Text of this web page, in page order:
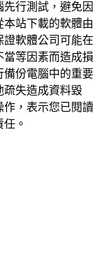
行測試，避免因
站下載的軟體由
證軟體公司可能在
等因素而造成損
備份電腦中的重要
疏失造成資料毀
，表示您已閱讀
。